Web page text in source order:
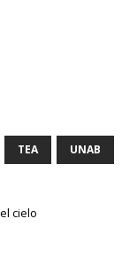
TEA UNAB
cielo